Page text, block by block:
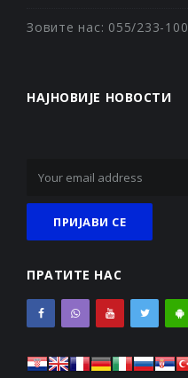
Зовите нас: 055/233-100
НАЈНОВИЈЕ НОВОСТИ
ПРАТИТЕ НАС